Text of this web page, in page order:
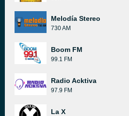
Melodía Stereo
730 AM
Boom FM
99.1 FM
Radio Acktiva
97.9 FM
La X